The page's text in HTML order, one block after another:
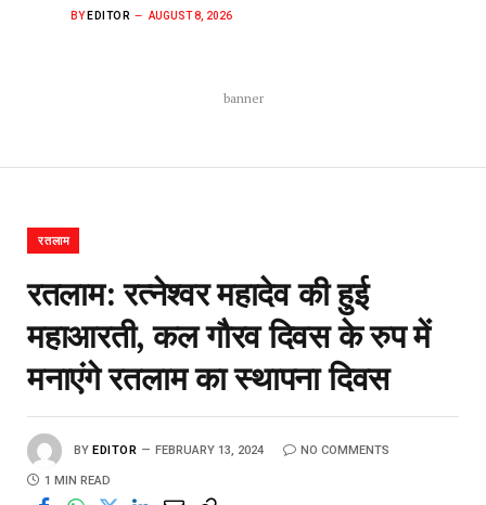
BY EDITOR AUGUST 8, 2026
banner
रतलाम
रतलाम: रत्नेश्वर महादेव की हुई
महाआरती, कल गौरव दिवस के रुप में
मनाएंगे रतलाम का स्थापना दिवस
BY EDITOR FEBRUARY 13, 2024 NO COMMENTS
1 MIN READ